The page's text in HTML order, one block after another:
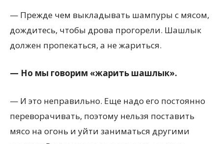
— Прежде чем выкладывать шампуры с мясом,
дождитесь, чтобы дрова прогорели. Шашлык
должен пропекаться, а не жариться.
— Но мы говорим «жарить шашлык».
— И это неправильно. Еще надо его постоянно
переворачивать, поэтому нельзя поставить
мясо на огонь и уйти заниматься другими